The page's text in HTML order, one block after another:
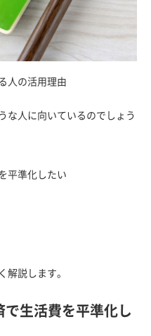
人の活用理由
な人に向いているのでしょう
平準化したい
説します。
生活費を平準化し